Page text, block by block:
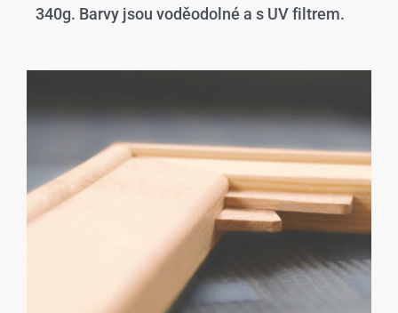
340g. Barvy jsou voděodolné a s UV filtrem.